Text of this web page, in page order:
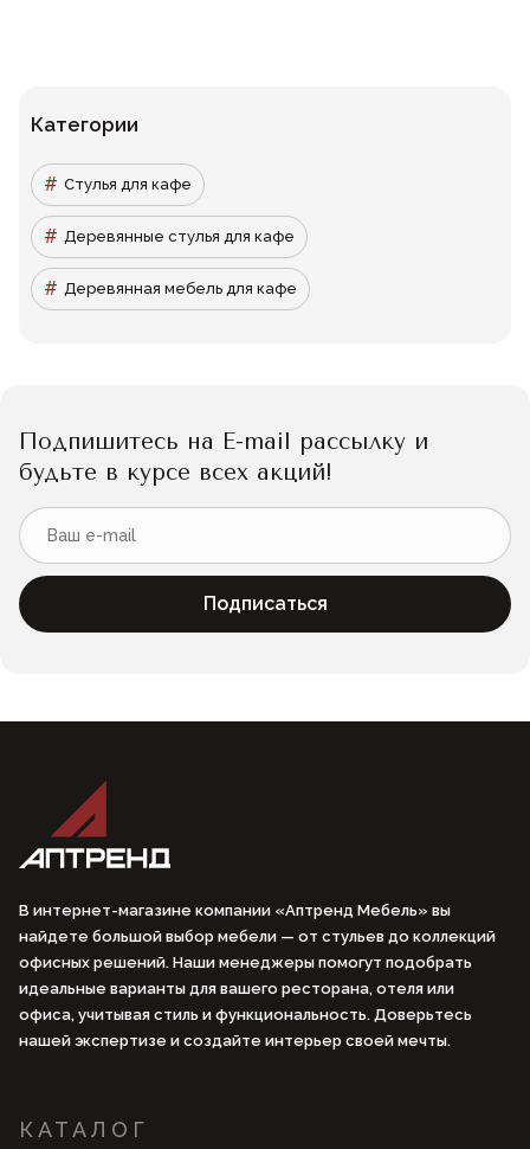
Категории
Стулья для кафе
Деревянные стулья для кафе
Деревянная мебель для кафе
Подпишитесь на E-mail рассылку и
будьте в курсе всех акций!
Подписаться
В интернет-магазине компании «Аптренд Мебель» вы
найдете большой выбор мебели — от стульев до коллекций
офисных решений. Наши менеджеры помогут подобрать
идеальные варианты для вашего ресторана, отеля или
офиса, учитывая стиль и функциональность. Доверьтесь
нашей экспертизе и создайте интерьер своей мечты.
КАТАЛОГ